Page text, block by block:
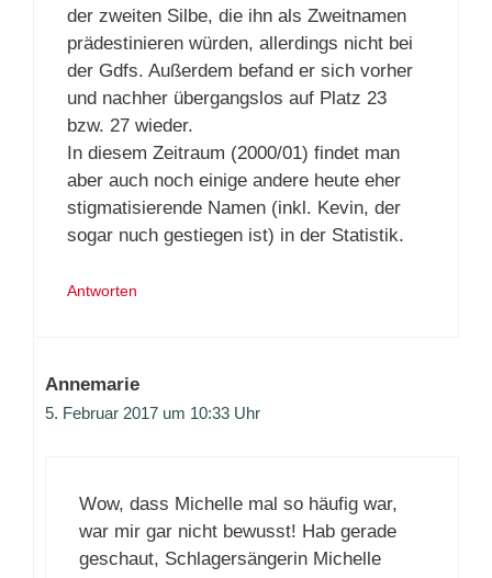
der zweiten Silbe, die ihn als Zweitnamen
prädestinieren würden, allerdings nicht bei
der Gdfs. Außerdem befand er sich vorher
und nachher übergangslos auf Platz 23
bzw. 27 wieder.
In diesem Zeitraum (2000/01) findet man
aber auch noch einige andere heute eher
stigmatisierende Namen (inkl. Kevin, der
sogar nuch gestiegen ist) in der Statistik.
Antworten
Annemarie
5. Februar 2017 um 10:33 Uhr
Wow, dass Michelle mal so häufig war,
war mir gar nicht bewusst! Hab gerade
geschaut, Schlagersängerin Michelle